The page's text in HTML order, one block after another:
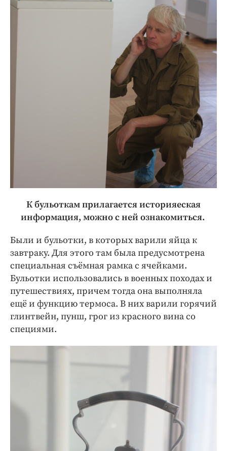
К бульоткам прилагается историяеская
информация, можно с ней ознакомиться.
Были и бульотки, в которых варили яйца к
завтраку. Для этого там была предусмотрена
специальная съёмная рамка с ячейками.
Бульотки использовались в военных походах и
путешествиях, причем тогда она выполняла
ещё и функцию термоса. В них варили горячий
глинтвейн, пунш, грог из красного вина со
специями.